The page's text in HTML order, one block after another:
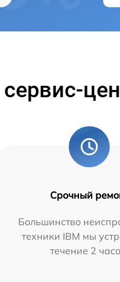
Срочный
Большинство
техники IBM мы
течение 2